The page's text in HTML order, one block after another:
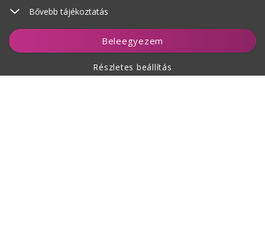
Bővebb tájékoztatás
Beleegyezem
Részletes beállítás
Kosárhoz ad